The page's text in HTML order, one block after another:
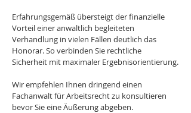
Erfahrungsgemäß übersteigt der finanzielle
Vorteil einer anwaltlich begleiteten
Verhandlung in vielen Fällen deutlich das
Honorar. So verbinden Sie rechtliche
Sicherheit mit maximaler Ergebnisorientierung.
Wir empfehlen Ihnen dringend einen
Fachanwalt für Arbeitsrecht zu konsultieren
bevor Sie eine Äußerung abgeben.